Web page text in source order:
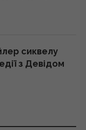
сиквелу
з Девідом
помилка: